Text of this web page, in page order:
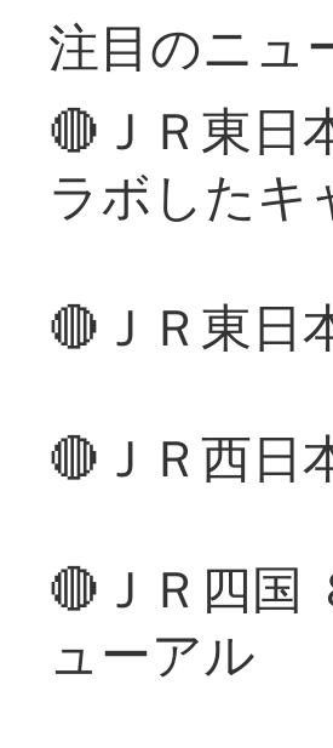
注目のニュ
🔴ＪＲ東日
ラボしたキ
🔴ＪＲ東日
🔴ＪＲ西日
🔴ＪＲ四国
ューアル